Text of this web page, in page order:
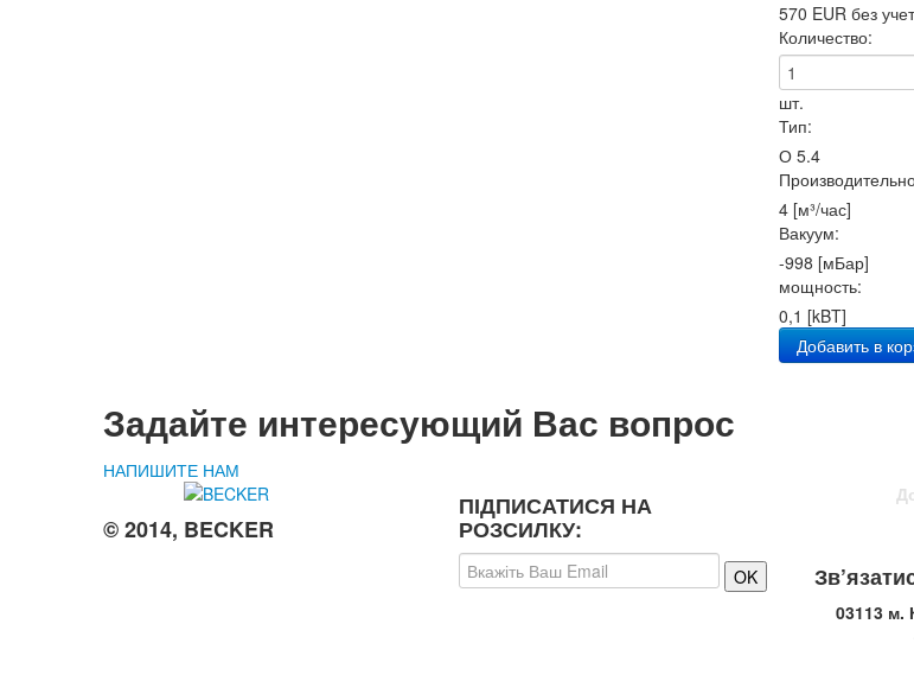
570 EUR без
Количество:
шт.
Тип:
О 5.4
4 [м³/час]
Вакуум:
-998 [мБар]
мощность:
0,1 [kBT]
Добавить в
Задайте интересующий Вас вопрос
НАПИШИТЕ НАМ
© 2014, BECKER
ПІДПИСАТИСЯ НА
РОЗСИЛКУ:
03113 м.